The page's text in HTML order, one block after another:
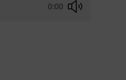
0:00